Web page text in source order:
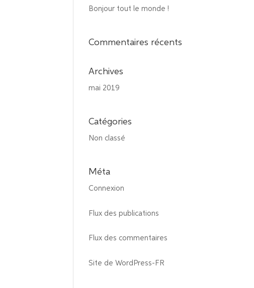
Bonjour tout le monde !
Commentaires récents
Archives
mai 2019
Catégories
Non classé
Méta
Connexion
Flux des publications
Flux des commentaires
Site de WordPress-FR